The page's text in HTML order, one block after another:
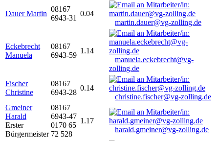
Dauer Martin
08167
6943-31
0.04
martin.dauer@vg-zolling.de
Eckebrecht
Manuela
08167
6943-59
1.14
manuela.eckebrecht@vg-
zolling.de
Fischer
Christine
08167
6943-28
0.14
christine.fischer@vg-zolling.de
Gmeiner
Harald
Erster
Bürgermeister
08167
6943-47
0170 65
72 528
1.17
harald.gmeiner@vg-zolling.de